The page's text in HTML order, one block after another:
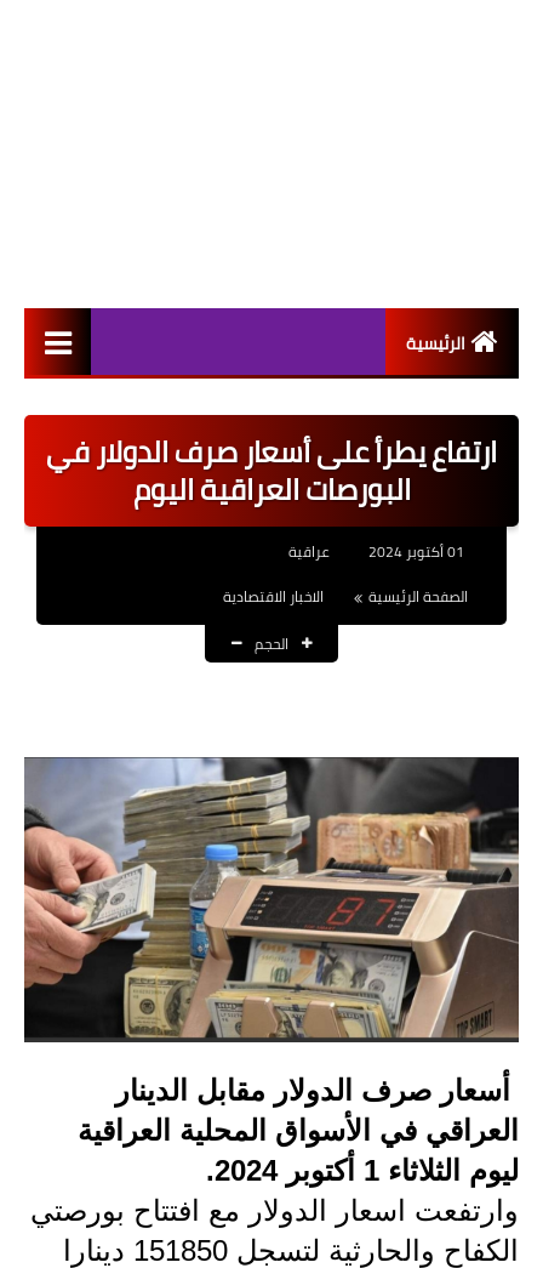
الرئيسية
اخبار القطاع العام
اخبار القطاع الخاص
العقود والاجور اليومية
القروض والسلف
المنح المالية
قطع الاراضي
اخبار العراق
الاخبار السياسية
الاخبار الامنية
الاخبار الاقتصادية
الاخبار الرياضية
المدارس
ارتفاع يطرأ على أسعار صرف الدولار في
البورصات العراقية اليوم
عراقية
الصفحة الرئيسية
الاخبار الاقتصادية
الحجم
أسعار صرف الدولار مقابل الدينار
العراقي في الأسواق المحلية العراقية
ليوم الثلاثاء 1 أكتوبر 2024.
وارتفعت اسعار الدولار مع افتتاح بورصتي
الكفاح والحارثية لتسجل 151850 دينارا